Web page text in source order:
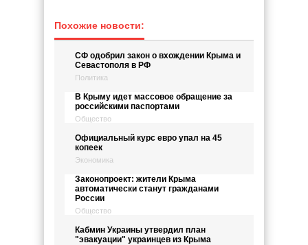
Похожие новости:
СФ одобрил закон о вхождении Крыма и
Севастополя в РФ
Политика
В Крыму идет массовое обращение за
российскими паспортами
Общество
Официальный курс евро упал на 45
копеек
Экономика
Законопроект: жители Крыма
автоматически станут гражданами
России
Общество
Кабмин Украины утвердил план
"эвакуации" украинцев из Крыма